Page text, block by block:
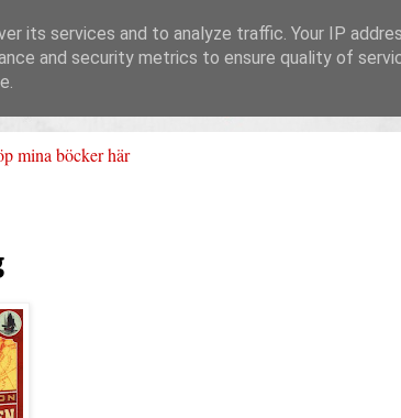
mina böcker här
its services and to analyze traffic. Your IP
and security metrics to ensure quality of